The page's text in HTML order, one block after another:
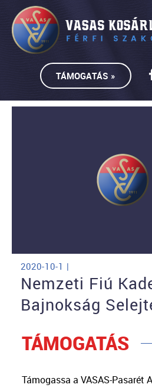
TÁMOGATÁS »
2020-10-1 |
Nemzeti Fiú
Bajnokság
TÁMOGATÁS
Támogassa a VASAS-Pasarét